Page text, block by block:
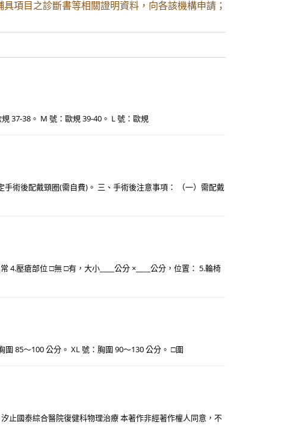
項目之診斷書等相關證明資料，向各該機構申請；
37-38。 M 號：歐規 39-40。 L 號：歐規
術後配戴頸圈(需自費)。 三、手術後注意事項： （一）需配戴
壓瘡部位 □無 □有，大小____公分 ×____公分，位置： 5.輪椅
85～100 公分。 XL 號：胸圍 90～130 公分。 □圍
止國泰綜合醫院復健科物理治療 本著作非經著作權人同意，不